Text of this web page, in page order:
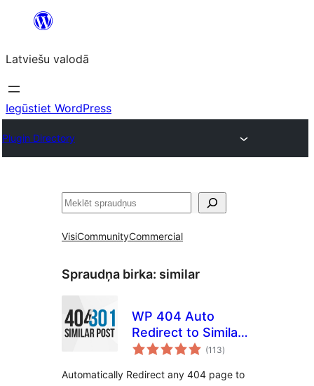
Pāriet
saturu
Latviešu valodā
Iegūstiet WordPress
Plugin Directory
Meklēt
VisiCommunityCommercial
Spraudņa birka: similar
WP 404 Auto
Redirect to Similar
Post
(113vērtējumu
kopsumma
)
Automatically Redirect any 404 page to